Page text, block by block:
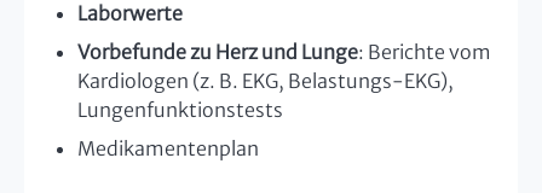
Laborwerte
Vorbefunde zu Herz und Lunge: Berichte vom
Kardiologen (z. B. EKG, Belastungs-EKG),
Lungenfunktionstests
Medikamentenplan